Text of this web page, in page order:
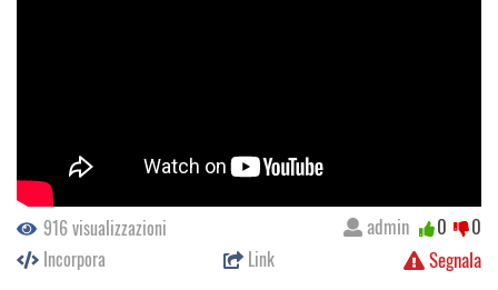
916 visualizzazioni
Incorpora
Link Segnala
admin 0 0